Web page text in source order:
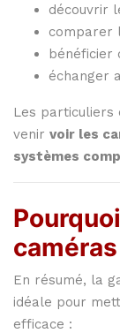
découvrir
comparer
bénéficier
échanger
Les particuliers
venir voir les
systèmes
Pourquoi
caméras
En résumé, la
idéale pour
efficace :